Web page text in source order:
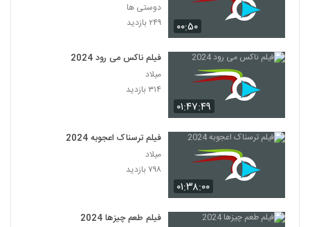
۰۰:۵۰
دوستی ها
۲۴۹ بازدید
۰۱:۴۷:۴۹
فیلم ناکس می رود 2024
میلاد
۳۱۴ بازدید
۰۱:۳۸:۰۰
فیلم ترسناک اعجوبه 2024
میلاد
۷۹۸ بازدید
فیلم طعم چیزها 2024